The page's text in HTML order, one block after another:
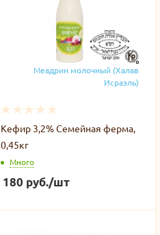
Меадрин молочный (Халав
Исраэль)
Кефир 3,2% Семейная ферма,
0,45кг
Много
180 руб./шт